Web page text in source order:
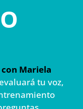
con Mariela
tu voz,